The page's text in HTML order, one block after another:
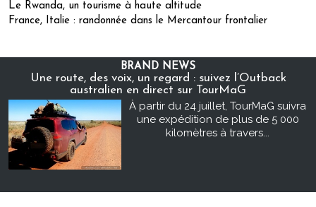
Le Rwanda, un tourisme à haute altitude
France, Italie : randonnée dans le Mercantour frontalier
BRAND NEWS
Une route, des voix, un regard : suivez l’Outback
australien en direct sur TourMaG
À partir du 24 juillet, TourMaG suivra
une expédition de plus de 5 000
kilomètres à travers...